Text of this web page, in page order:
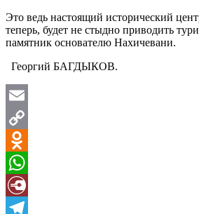
Это ведь настоящий исторический
теперь, будет не стыдно приводить
памятник основателю Нахичевани.
Георгий БАГДЫКОВ.
Email
Copy
Link
Odnoklassniki
WhatsApp
Diary.Ru